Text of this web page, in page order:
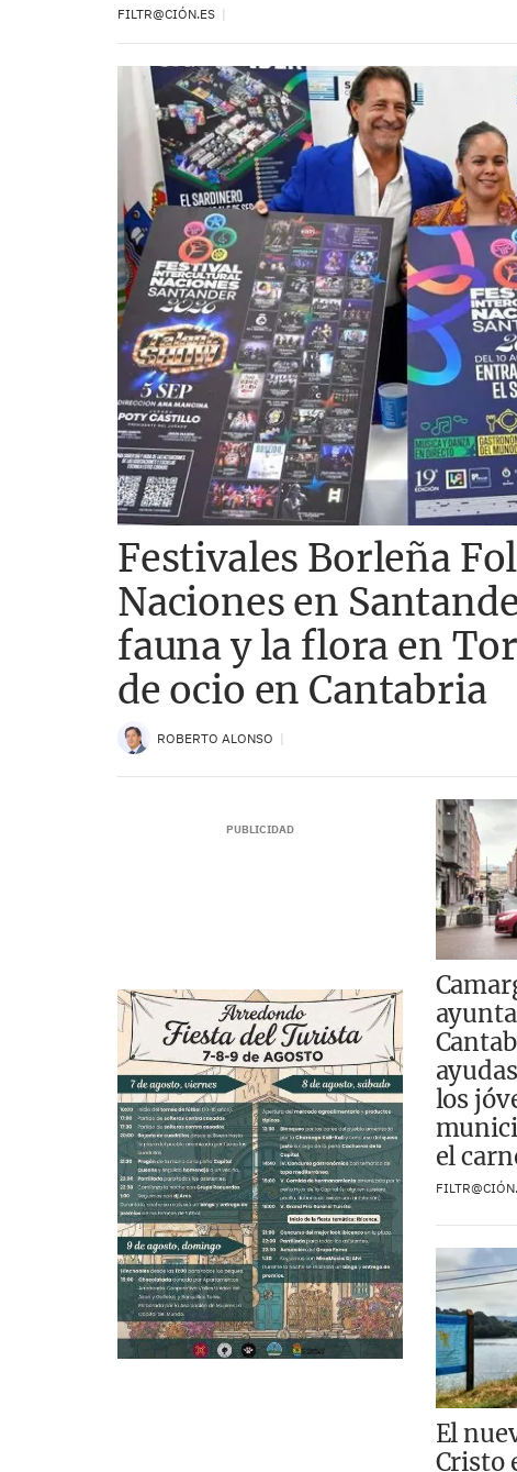
FILTR@CIÓN.ES
Festivales Borleña
Naciones en
fauna y la flora en
de ocio en Cantabria
ROBERTO ALONSO
los
el
El
Cristo